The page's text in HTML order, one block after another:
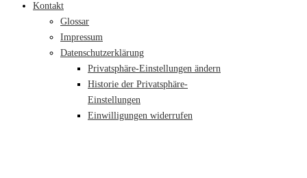
Kontakt
Glossar
Impressum
Datenschutzerklärung
Privatsphäre-Einstellungen ändern
Historie der Privatsphäre-
Einstellungen
Einwilligungen widerrufen